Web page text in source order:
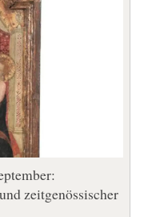
zeitgenössischer